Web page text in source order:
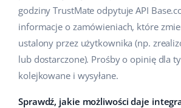
godziny TrustMate odpytuje API
informacje o zamówieniach, które
ustalony przez użytkownika (np.
lub dostarczone). Prośby o opinię dla
kolejkowane i wysyłane.
Sprawdź, jakie możliwości daje